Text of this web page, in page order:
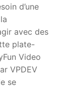
d’une
avec des
plate-
Video
VPDEV
se